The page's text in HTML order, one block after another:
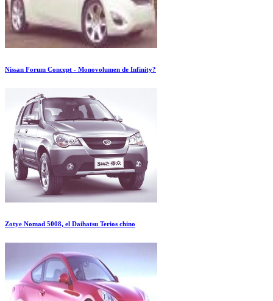
Nissan Forum Concept - Monovolumen de Infinity?
Zotye Nomad 5008, el Daihatsu Terios chino